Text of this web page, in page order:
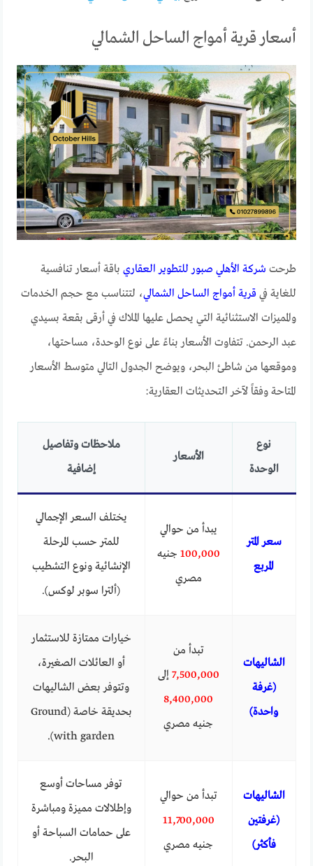
أسعار قرية أمواج الساحل الشمالي
طرحت شركة الأهلي صبور للتطوير العقاري باقة أسعار تنافسية
للغاية في قرية أمواج الساحل الشمالي، لتتناسب مع حجم الخدمات
والمميزات الاستثنائية التي يحصل عليها الملاك في أرقى بقعة بسيدي
عبد الرحمن. تتفاوت الأسعار بناءً على نوع الوحدة، مساحتها،
وموقعها من شاطئ البحر، ويوضح الجدول التالي متوسط الأسعار
المتاحة وفقاً لآخر التحديثات العقارية:
نوع
الوحدة
الأسعار
ملاحظات وتفاصيل
إضافية
سعر المتر
المربع
يبدأ من حوالي
100,000 جنيه
مصري
يختلف السعر الإجمالي
للمتر حسب المرحلة
الإنشائية ونوع التشطيب
(ألترا سوبر لوكس).
الشاليهات
(غرفة
واحدة)
تبدأ من
7,500,000 إلى
8,400,000
جنيه مصري
خيارات ممتازة للاستثمار
أو العائلات الصغيرة،
وتتوفر بعض الشاليهات
بحديقة خاصة (Ground
with garden).
الشاليهات
(غرفتين
فأكثر)
تبدأ من حوالي
11,700,000
جنيه مصري
توفر مساحات أوسع
وإطلالات مميزة ومباشرة
على حمامات السباحة أو
البحر.